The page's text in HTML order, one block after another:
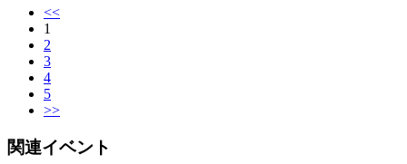
<<
1
2
3
4
5
>>
関連イベント